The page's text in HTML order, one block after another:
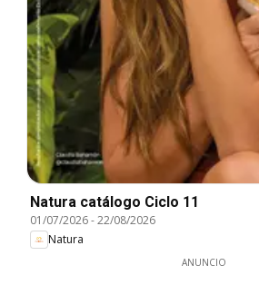
Natura catálogo Ciclo 11
01/07/2026-22/08/2026
Natura
ANUNCIO